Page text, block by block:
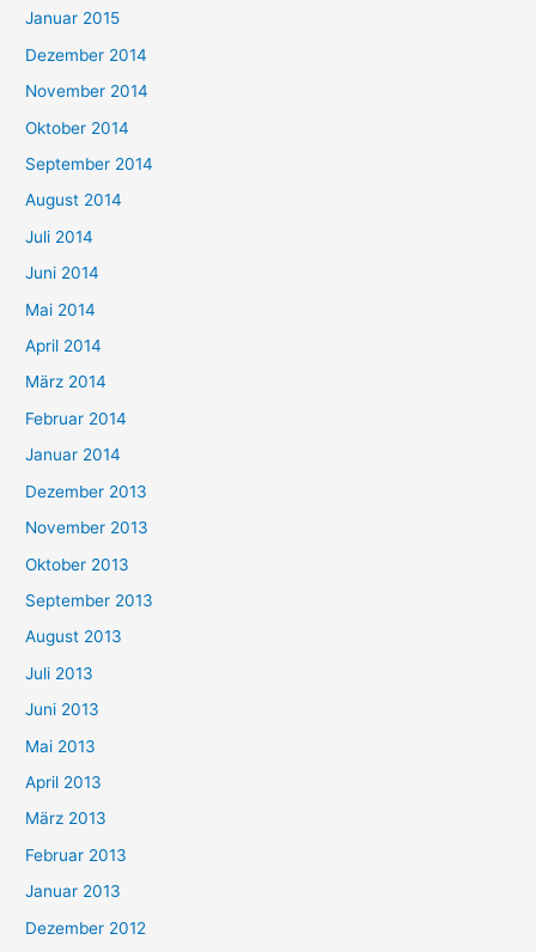
Januar 2015
Dezember 2014
November 2014
Oktober 2014
September 2014
August 2014
Juli 2014
Juni 2014
Mai 2014
April 2014
März 2014
Februar 2014
Januar 2014
Dezember 2013
November 2013
Oktober 2013
September 2013
August 2013
Juli 2013
Juni 2013
Mai 2013
April 2013
März 2013
Februar 2013
Januar 2013
Dezember 2012